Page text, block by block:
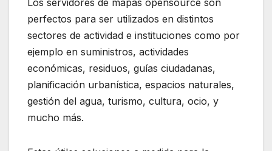
perfectos para ser utilizados en distintos
sectores de actividad e instituciones como por
ejemplo en suministros, actividades
económicas, residuos, guías ciudadanas,
planificación urbanística, espacios naturales,
gestión del agua, turismo, cultura, ocio, y
mucho más.